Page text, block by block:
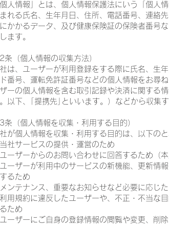
個人情報」とは、個人情報保護法にいう「個人
れる氏名、生年月日、住所、電話番号、連絡
かかるデータ、及び健康保険証の保険者番号
ます。
条（個人情報の収集方法）
は、ユーザーが利用登録をする際に氏名、生
番号、運転免許証番号などの個人情報をお尋
ーの個人情報を含む取引記録や決済に関する
以下、｢提携先｣といいます。）などから収集
条（個人情報を収集・利用する目的）
が個人情報を収集・利用する目的は、以下のと
社サービスの提供・運営のため
ーザーからのお問い合わせに回答するため（
ーザーが利用中のサービスの新機能、更新情
るため
ンテナンス、重要なお知らせなど必要に応じ
用規約に違反したユーザーや、不正・不当な
ため
ーザーにご自身の登録情報の閲覧や変更、削